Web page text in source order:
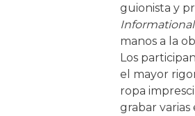
guionista y
manos a la
Los
el mayor
ropa
grabar varias